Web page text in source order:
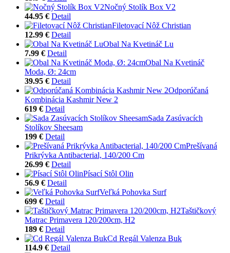
Nočný Stolík Box V2
44.95 € Detail
Filetovací Nôž Christian
12.99 € Detail
Obal Na Kvetináč Lu
7.99 € Detail
Obal Na Kvetináč
Moda, Ø: 24cm
39.95 € Detail
Odporúčaná
Kombinácia Kashmir New 2
619 € Detail
Sada Zasúvacích
Stolíkov Sheesam
199 € Detail
Prešívaná
Prikrývka Antibacterial, 140/200 Cm
26.99 € Detail
Písací Stôl Olin
56.9 € Detail
Veľká Pohovka Surf
699 € Detail
Taštičkový
Matrac Primavera 120/200cm, H2
189 € Detail
Cd Regál Valenza Buk
114.9 € Detail